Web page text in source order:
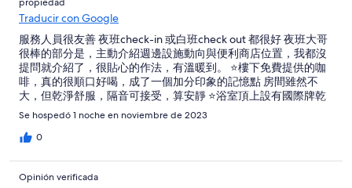
Traducir con Google
服務人員很友善 夜班check-in 或白班check out 都很好 夜班大哥
很棒的部分是，主動介紹週邊設施動向與便利商店位置，我都沒
提問就介紹了，很貼心的作法，有溫暖到。 ⭐樓下免費提供的咖
啡，真的很順口好喝，成了一個加分印象的記憶點 房間雖然不
大，但乾淨舒服，隔音可接受，算安靜 ⭐浴室頂上設有國際牌乾
燥加溫器，哇！很棒的設施，才花這樣的消費可以有這設施，真
的很美妙。淋浴水很強，舒服。備品，標準，有小小餅乾跟茶
包。充電插頭設置多不卡。 能入住時間比較短，可能就是一個小
一樣的轉變。 沒毛病，沒什麼可挑剔。小地方感受到經營者用心
細膩。感謝這次的舒適體驗。
Se hospedó 1 noche en noviembre de 2023
0
Opinión verificada